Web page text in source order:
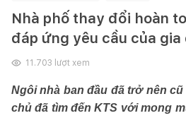
Nhà phố thay đổi hoàn
đáp ứng yêu cầu của
11.703 lượt xem
Ngôi nhà ban đầu đã trở nên
chủ đã tìm đến KTS với mong